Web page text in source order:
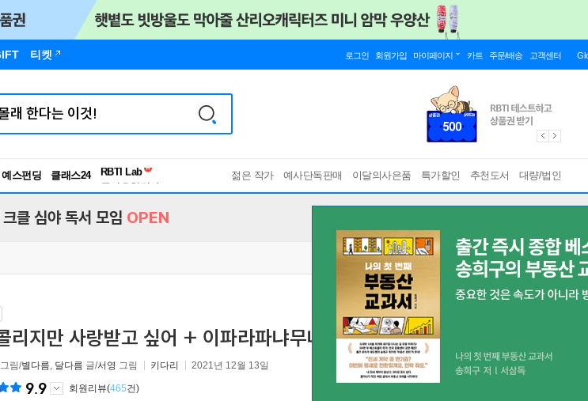
티켓 로그인 회원가입 마이페이지 카트 주문/배송 고객센터
예스펀딩 클래스24
독서유형검사
젊은 작가 예사단독판매 이달의사은품 특가할인 추천도서 대량/법인
크클 심야 독서 모임 OPEN
리지만 사랑받고 싶어 + 이파라파냐무냐무 세트 [ 2권 ]
림/별다름, 달다름 글/서영 그림 키다리 2021년 12월 13일
9.9 회원리뷰(465건)